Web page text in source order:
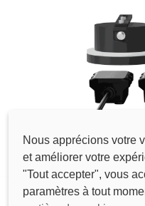
Nous apprécions votre
et améliorer votre
"Tout accepter", vous
paramètres à tout